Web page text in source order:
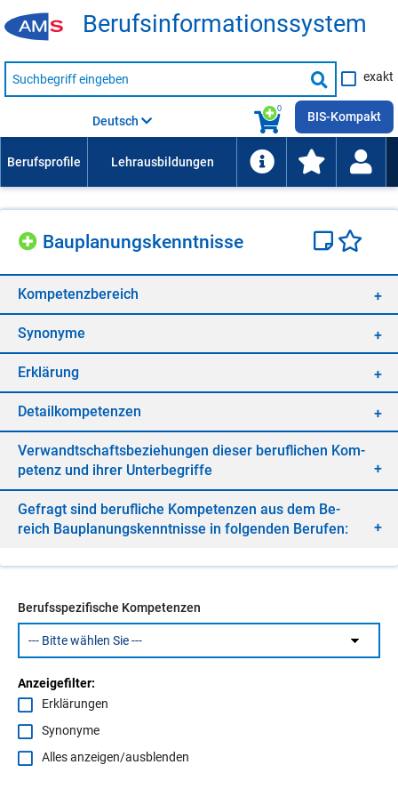
Be­rufs­in­for­ma­ti­ons­sys­tem
Suche
nach
Suche
starten
exakt
0
Deutsch BIS-Kompakt
Bau­pla­nungs­kennt­nis­se
Kom­pe­tenz­be­reich
Syn­ony­me
Er­klä­rung
De­tail­kom­pe­ten­zen
Ver­wandt­schafts­be­zie­hun­gen die­ser be­ruf­li­chen Kom­
pe­tenz und ih­rer Un­ter­be­grif­fe
Ge­fragt sind be­ruf­li­che Kom­pe­ten­zen aus dem Be­
reich Bau­pla­nungs­kennt­nis­se in fol­gen­den Be­ru­fen:
Berufsspezifische Kompetenzen
Anzeigefilter:
Erklärungen
Synonyme
Alles anzeigen/ausblenden